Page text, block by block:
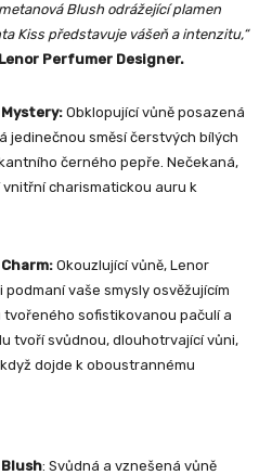
Blush odrážející plamen
Kiss představuje vášeň a intenzitu,“
Perfumer Designer.
Obklopující vůně posazená
jedinečnou směsí čerstvých bílých
černého pepře. Nečekaná,
charismatickou auru k
Okouzlující vůně, Lenor
vaše smysly osvěžujícím
sofistikovanou pačulí a
tvoří svůdnou, dlouhotrvající vůni,
dojde k oboustrannému
: Svůdná a vznešená vůně